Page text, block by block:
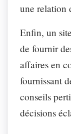
une relation
Enfin, un
de fournir
affaires en
fournissant
conseils
décisions